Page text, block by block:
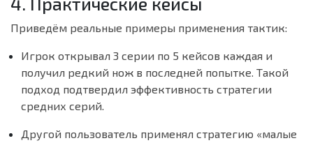
Приведём реальные примеры применения тактик:
Игрок открывал 3 серии по 5 кейсов каждая и
получил редкий нож в последней попытке. Такой
подход подтвердил эффективность стратегии
средних серий.
Другой пользователь применял стратегию «малые